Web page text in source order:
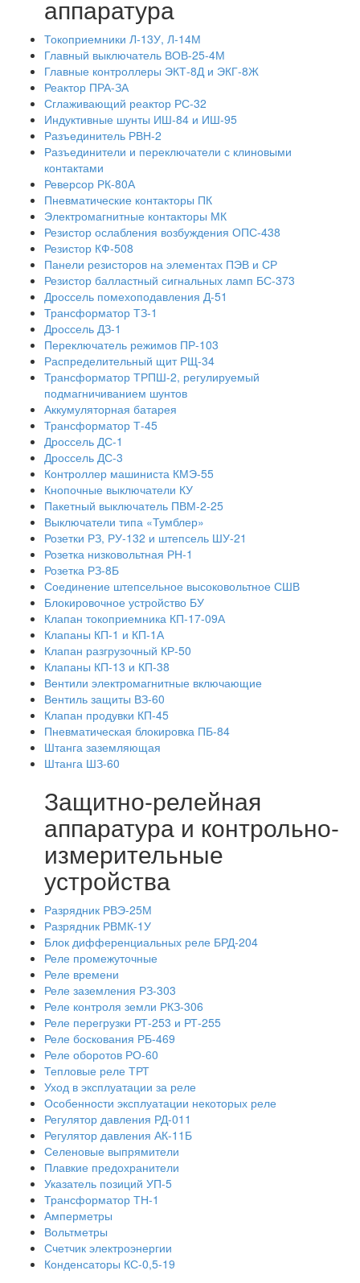
аппаратура
Токоприемники Л-13У, Л-14М
Главный выключатель ВОВ-25-4М
Главные контроллеры ЭКТ-8Д и ЭКГ-8Ж
Реактор ПРА-ЗА
Сглаживающий реактор РС-32
Индуктивные шунты ИШ-84 и ИШ-95
Разъединитель РВН-2
Разъединители и переключатели с клиновыми
контактами
Реверсор РК-80А
Пневматические контакторы ПК
Электромагнитные контакторы МК
Резистор ослабления возбуждения ОПС-438
Резистор КФ-508
Панели резисторов на элементах ПЭВ и СР
Резистор балластный сигнальных ламп БС-373
Дроссель помехоподавления Д-51
Трансформатор ТЗ-1
Дроссель ДЗ-1
Переключатель режимов ПР-103
Распределительный щит РЩ-34
Трансформатор ТРПШ-2, регулируемый
подмагничиванием шунтов
Аккумуляторная батарея
Трансформатор Т-45
Дроссель ДС-1
Дроссель ДС-3
Контроллер машиниста КМЭ-55
Кнопочные выключатели КУ
Пакетный выключатель ПВМ-2-25
Выключатели типа «Тумблер»
Розетки РЗ, РУ-132 и штепсель ШУ-21
Розетка низковольтная РН-1
Розетка РЗ-8Б
Соединение штепсельное высоковольтное СШВ
Блокировочное устройство БУ
Клапан токоприемника КП-17-09А
Клапаны КП-1 и КП-1А
Клапан разгрузочный КР-50
Клапаны КП-13 и КП-38
Вентили электромагнитные включающие
Вентиль защиты ВЗ-60
Клапан продувки КП-45
Пневматическая блокировка ПБ-84
Штанга заземляющая
Штанга ШЗ-60
Защитно-релейная
аппаратура и контрольно-
измерительные
устройства
Разрядник РВЭ-25М
Разрядник РВМК-1У
Блок дифференциальных реле БРД-204
Реле промежуточные
Реле времени
Реле заземления РЗ-303
Реле контроля земли РКЗ-306
Реле перегрузки РТ-253 и РТ-255
Реле боскования РБ-469
Реле оборотов РО-60
Тепловые реле ТРТ
Уход в эксплуатации за реле
Особенности эксплуатации некоторых реле
Регулятор давления РД-011
Регулятор давления АК-11Б
Селеновые выпрямители
Плавкие предохранители
Указатель позиций УП-5
Трансформатор ТН-1
Амперметры
Вольтметры
Счетчик электроэнергии
Конденсаторы КС-0,5-19